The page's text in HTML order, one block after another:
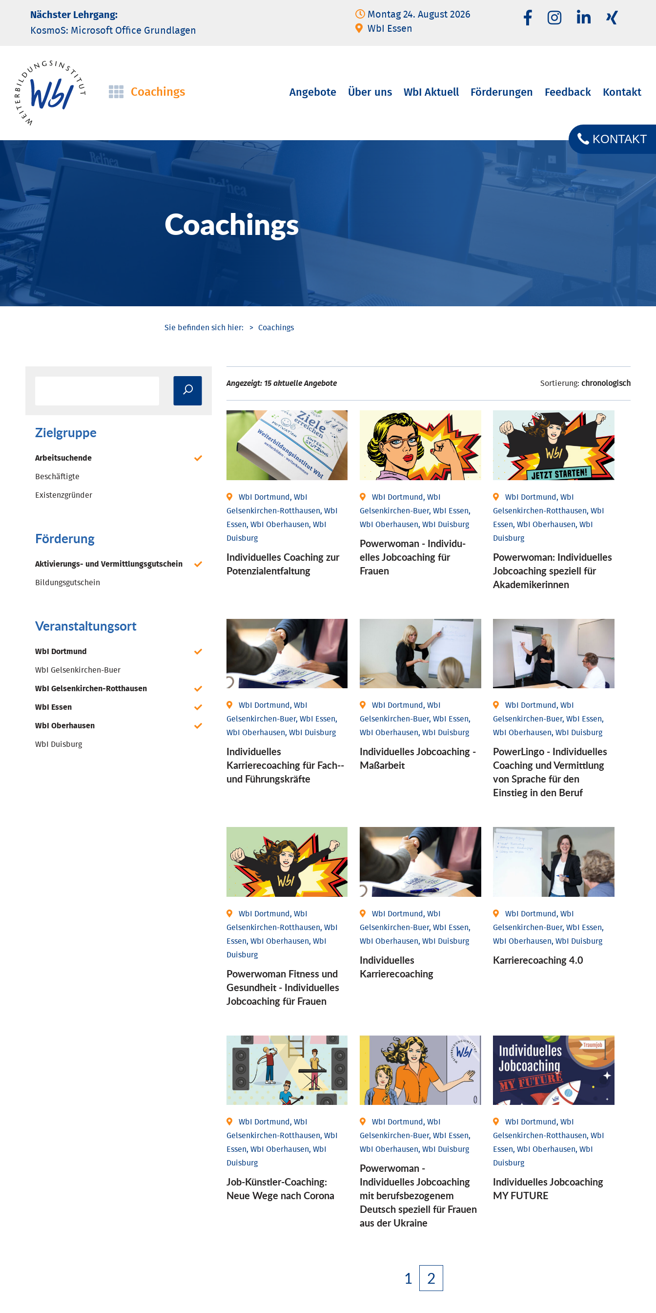
Nächster Lehrgang:
KosmoS: Microsoft Office Grund­lagen
Montag 24. August 2026
WbI Essen
Navigation
Coachings
Navigation
Angebote Über uns WbI Aktuell Förderungen Feedback Kontakt
Coachings
KONTAKT
Coachings
Zielgruppe
Arbeitsuchende
Beschäftigte
Existenzgründer
Förderung
Aktivierungs- und Vermittlungsgutschein
Bildungsgutschein
Veranstaltungsort
WbI Dortmund
WbI Gelsenkirchen-Buer
WbI Gelsenkirchen-Rotthausen
WbI Essen
WbI Oberhausen
WbI Duisburg
Angezeigt: 15 aktuelle Angebote Sortierung: chronologisch
WbI Dortmund, WbI
Gelsenkirchen-Rotthausen, WbI
Essen, WbI Oberhausen, WbI
Duisburg
Individuelles Coaching zur
Potenzialentfaltung
WbI Dortmund, WbI
Gelsenkirchen-Buer, WbI Essen,
WbI Oberhausen, WbI Duisburg
Powerwoman - Individu­
elles Job­coaching für
Frauen
WbI Dortmund, WbI
Gelsenkirchen-Rotthausen, WbI
Essen, WbI Oberhausen, WbI
Duisburg
Powerwoman: Individu­elles
Job­coaching speziell für
Aka­demiker­innen
WbI Dortmund, WbI
Gelsenkirchen-Buer, WbI Essen,
WbI Oberhausen, WbI Duisburg
Individu­elles
Karrierecoaching für Fach-­
und Führungs­kräfte
WbI Dortmund, WbI
Gelsenkirchen-Buer, WbI Essen,
WbI Oberhausen, WbI Duisburg
Individu­elles Job­coaching -
Maßarbeit
WbI Dortmund, WbI
Gelsenkirchen-Buer, WbI Essen,
WbI Oberhausen, WbI Duisburg
PowerLingo - Individuelles
Coaching und Vermittlung
von Sprache für den
Einstieg in den Beruf
WbI Dortmund, WbI
Gelsenkirchen-Rotthausen, WbI
Essen, WbI Oberhausen, WbI
Duisburg
Powerwoman Fitness und
Gesund­heit - Individu­elles
Job­coaching für Frauen
WbI Dortmund, WbI
Gelsenkirchen-Buer, WbI Essen,
WbI Oberhausen, WbI Duisburg
Individu­elles
Karrierecoaching
WbI Dortmund, WbI
Gelsenkirchen-Buer, WbI Essen,
WbI Oberhausen, WbI Duisburg
Karriere­coaching 4.0
WbI Dortmund, WbI
Gelsenkirchen-Rotthausen, WbI
Essen, WbI Oberhausen, WbI
Duisburg
Job-Künstler-Coaching:
Neue Wege nach Corona
WbI Dortmund, WbI
Gelsenkirchen-Buer, WbI Essen,
WbI Oberhausen, WbI Duisburg
Powerwoman -
Individuelles Jobcoaching
mit berufsbezogenem
Deutsch speziell für Frauen
aus der Ukraine
WbI Dortmund, WbI
Gelsenkirchen-Rotthausen, WbI
Essen, WbI Oberhausen, WbI
Duisburg
Individuelles Jobcoaching
MY FUTURE
1 2